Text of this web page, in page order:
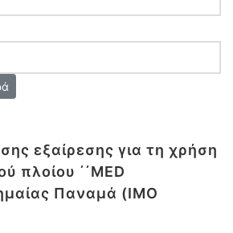
εξαίρεσης για τη χρήση
πλοίου ΄΄ΜED
Παναμά (ΙΜΟ